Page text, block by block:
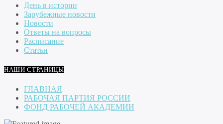
День в истории
Зарубежные новости
Новости
Ответы на вопросы
Расписание
Статьи
НАШИ СТРАНИЦЫ
ГЛАВНАЯ
РАБОЧАЯ ПАРТИЯ РОССИИ
ФОНД РАБОЧЕЙ АКАДЕМИИ